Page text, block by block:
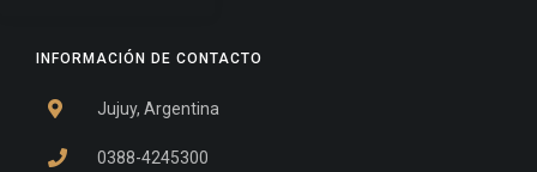
INFORMACIÓN DE CONTACTO
Jujuy, Argentina
0388-4245300